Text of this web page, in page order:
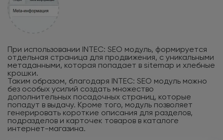
При использовании INTEC: SEO модуль, формируется
отдельная страница для продвижения, с уникальными
метаданными, которая попадает в sitemap и хлебные
крошки.
Таким образом, благодаря INTEC: SEO модуль можно
без особых усилий создать множество
дополнительных посадочных страниц, которые
попадут в выдачу. Кроме того, модуль позволяет
генерировать короткие описания для разделов,
подразделов и карточек товаров в каталоге
интернет-магазина.